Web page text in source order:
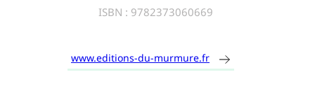
ISBN : 9782373060669
www.editions-du-murmure.fr